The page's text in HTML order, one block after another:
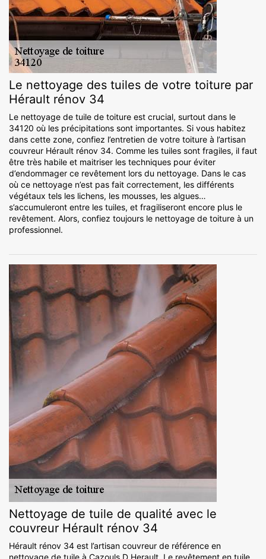
Le nettoyage des tuiles de votre toiture par
Hérault rénov 34
Le nettoyage de tuile de toiture est crucial, surtout dans le
34120 où les précipitations sont importantes. Si vous habitez
dans cette zone, confiez l’entretien de votre toiture à l’artisan
couvreur Hérault rénov 34. Comme les tuiles sont fragiles, il faut
être très habile et maitriser les techniques pour éviter
d’endommager ce revêtement lors du nettoyage. Dans le cas
où ce nettoyage n’est pas fait correctement, les différents
végétaux tels les lichens, les mousses, les algues…
s’accumuleront entre les tuiles, et fragiliseront encore plus le
revêtement. Alors, confiez toujours le nettoyage de toiture à un
professionnel.
Nettoyage de tuile de qualité avec le
couvreur Hérault rénov 34
Hérault rénov 34 est l’artisan couvreur de référence en